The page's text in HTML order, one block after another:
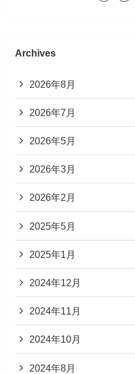
Archives
2026年8月
2026年7月
2026年5月
2026年3月
2026年2月
2025年5月
2025年1月
2024年12月
2024年11月
2024年10月
2024年8月